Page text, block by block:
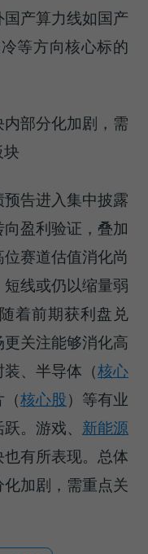
产算力线如国产
等方向核心标的
内部分化加剧，需
块
告进入集中披露
盈利验证，叠加
赛道估值消化尚
线或仍以缩量弱
着前期获利盘兑
关注能够消化高
、 半导体（核心
（核心股） 等有业
。游戏、 新能源
有所表现。总体
化加剧，需重点关